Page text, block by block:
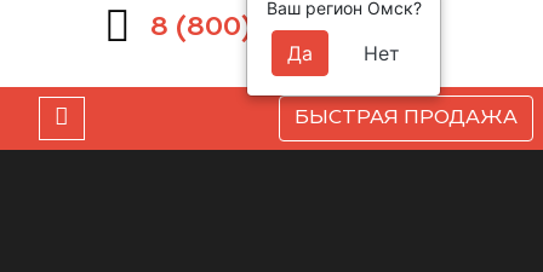
8 (800) 551-81-15
БЫСТРАЯ ПРОДАЖА
Ваш регион Омск?
Да Нет